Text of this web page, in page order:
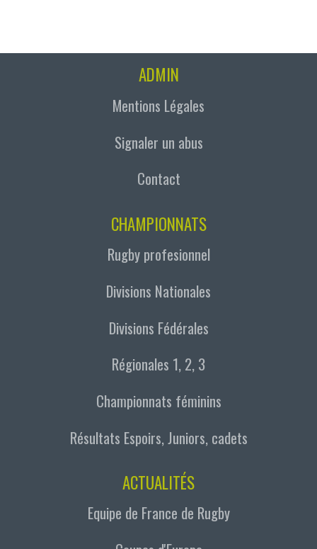
ADMIN
Mentions Légales
Signaler un abus
Contact
CHAMPIONNATS
Rugby profesionnel
Divisions Nationales
Divisions Fédérales
Régionales 1, 2, 3
Championnats féminins
Résultats Espoirs, Juniors, cadets
ACTUALITÉS
Equipe de France de Rugby